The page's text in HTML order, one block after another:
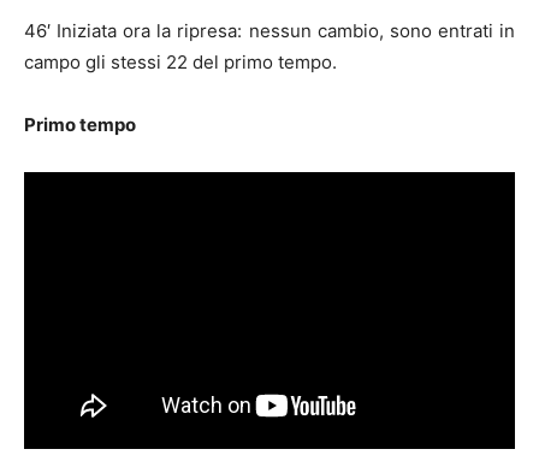
46′ Iniziata ora la ripresa: nessun cambio, sono entrati in
campo gli stessi 22 del primo tempo.
Primo tempo